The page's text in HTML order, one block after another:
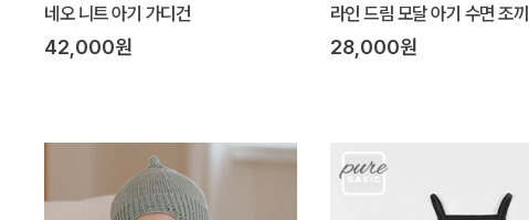
네오 니트 아기 가디건
42,000원
라인 드림 모달 아기 수면 조끼
28,000원